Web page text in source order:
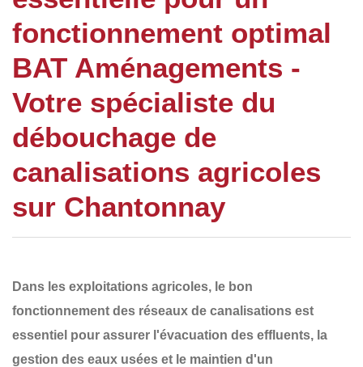
fonctionnement optimal
BAT Aménagements -
Votre spécialiste du
débouchage de
canalisations agricoles
sur Chantonnay
Dans les exploitations agricoles, le bon
fonctionnement des réseaux de canalisations est
essentiel pour assurer l'évacuation des effluents, la
gestion des eaux usées et le maintien d'un